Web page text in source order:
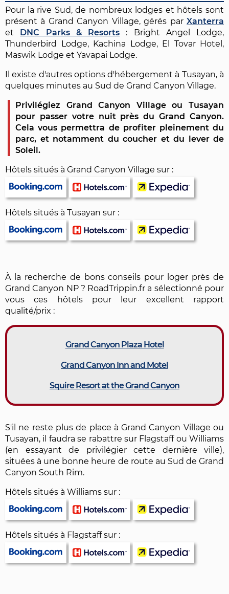
Pour la rive Sud, de nombreux lodges et hôtels sont
présent à Grand Canyon Village, gérés par Xanterra
et DNC Parks & Resorts : Bright Angel Lodge,
Thunderbird Lodge, Kachina Lodge, El Tovar Hotel,
Maswik Lodge et Yavapai Lodge.
Il existe d'autres options d'hébergement à Tusayan, à
quelques minutes au Sud de Grand Canyon Village.
Privilégiez Grand Canyon Village ou Tusayan
pour passer votre nuit près du Grand Canyon.
Cela vous permettra de profiter pleinement du
parc, et notamment du coucher et du lever de
Soleil.
Hôtels situés à Grand Canyon Village sur :
Hôtels situés à Tusayan sur :
À la recherche de bons conseils pour loger près de
Grand Canyon NP ? RoadTrippin.fr a sélectionné pour
vous ces hôtels pour leur excellent rapport
qualité/prix :
Grand Canyon Plaza Hotel
Grand Canyon Inn and Motel
Squire Resort at the Grand Canyon
S'il ne reste plus de place à Grand Canyon Village ou
Tusayan, il faudra se rabattre sur Flagstaff ou Williams
(en essayant de privilégier cette dernière ville),
situées à une bonne heure de route au Sud de Grand
Canyon South Rim.
Hôtels situés à Williams sur :
Hôtels situés à Flagstaff sur :